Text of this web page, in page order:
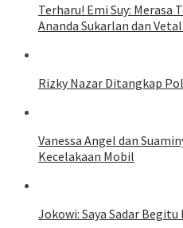
Terharu! Emi Suy:
Ananda Sukarlan dan
Rizky Nazar Ditangkap
Vanessa Angel dan
Kecelakaan Mobil
Jokowi: Saya Sadar